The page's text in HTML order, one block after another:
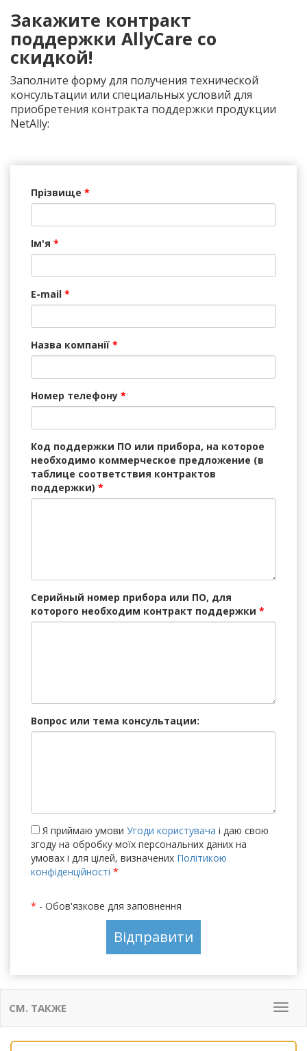
Закажите контракт
поддержки AllyCare со
скидкой!
Заполните форму для получения технической
консультации или специальных условий для
приобретения контракта поддержки продукции
NetAlly:
Прізвище *
Ім'я *
E-mail *
Назва компанії *
Номер телефону *
Код поддержки ПО или прибора, на которое
необходимо коммерческое предложение (в
таблице соответствия контрактов
поддержки) *
Серийный номер прибора или ПО, для
которого необходим контракт поддержки *
Вопрос или тема консультации:
Я приймаю умови Угоди користувача і даю свою
згоду на обробку моїх персональних даних на
умовах і для цілей, визначених Політикою
конфіденційності *
* - Обов'язкове для заповнення
Меню
СМ. ТАКЖЕ